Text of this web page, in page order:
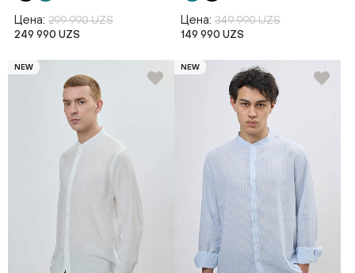
Цена: 299 990 UZS
249 990 UZS
Цена: 349 990 UZS
149 990 UZS
NEW NEW